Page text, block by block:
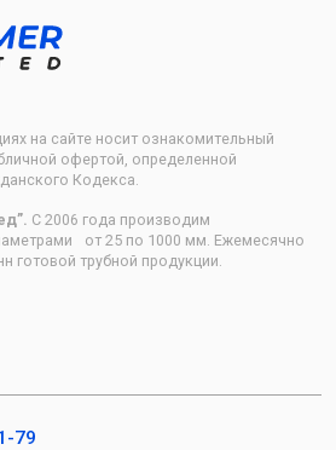
на сайте носит ознакомительный
офертой, определенной
Кодекса.
С 2006 года производим
от 25 по 1000 мм. Ежемесячно
готовой трубной продукции.
79